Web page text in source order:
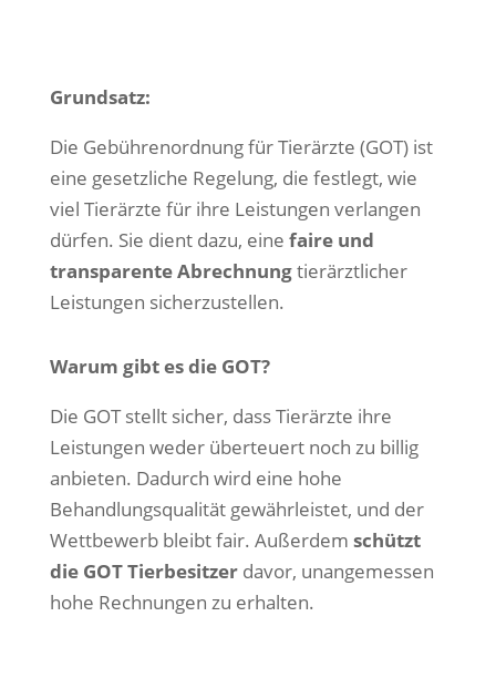
Grundsatz:
Die Gebührenordnung für Tierärzte (GOT) ist
eine gesetzliche Regelung, die festlegt, wie
viel Tierärzte für ihre Leistungen verlangen
dürfen. Sie dient dazu, eine faire und
transparente Abrechnungtierärztlicher
Leistungen sicherzustellen.
Warum gibt es die GOT?
Die GOT stellt sicher, dass Tierärzte ihre
Leistungen weder überteuert noch zu billig
anbieten. Dadurch wird eine hohe
Behandlungsqualität gewährleistet, und der
Wettbewerb bleibt fair. Außerdem schützt
die GOT Tierbesitzerdavor, unangemessen
hohe Rechnungen zu erhalten.